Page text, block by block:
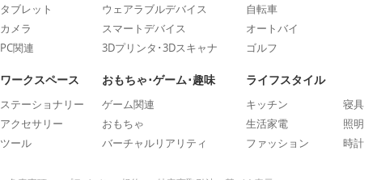
タブレット
カメラ
PC関連
ウェアラブルデバイス
スマートデバイス
3Dプリンタ･3Dスキャナ
自転車
オートバイ
ゴルフ
ワークスペース
ステーショナリー
アクセサリー
ツール
おもちゃ･ゲーム･趣味
ゲーム関連
おもちゃ
バーチャルリアリティ
ライフスタイル
キッチン
生活家電
ファッション
寝具
照明
時計